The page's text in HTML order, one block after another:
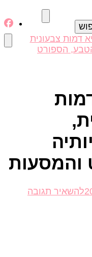
צבעונית
הספורט
תגובהבנושא